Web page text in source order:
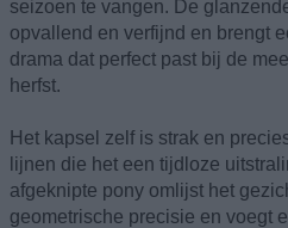
seizoen te vangen. De
opvallend en verfijnd en brengt
drama dat perfect past bij de
herfst.
Het kapsel zelf is strak en
lijnen die het een tijdloze
afgeknipte pony omlijst het
geometrische precisie en voegt